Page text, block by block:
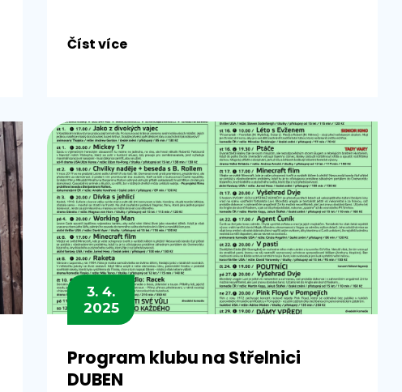
Číst více
3. 4.
2025
Program klubu na Střelnici
DUBEN